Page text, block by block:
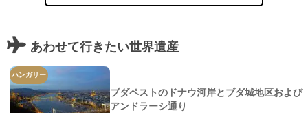
あわせて行きたい世界遺産
ハンガリー
ブダペストのドナウ河岸とブダ城地区および
アンドラーシ通り